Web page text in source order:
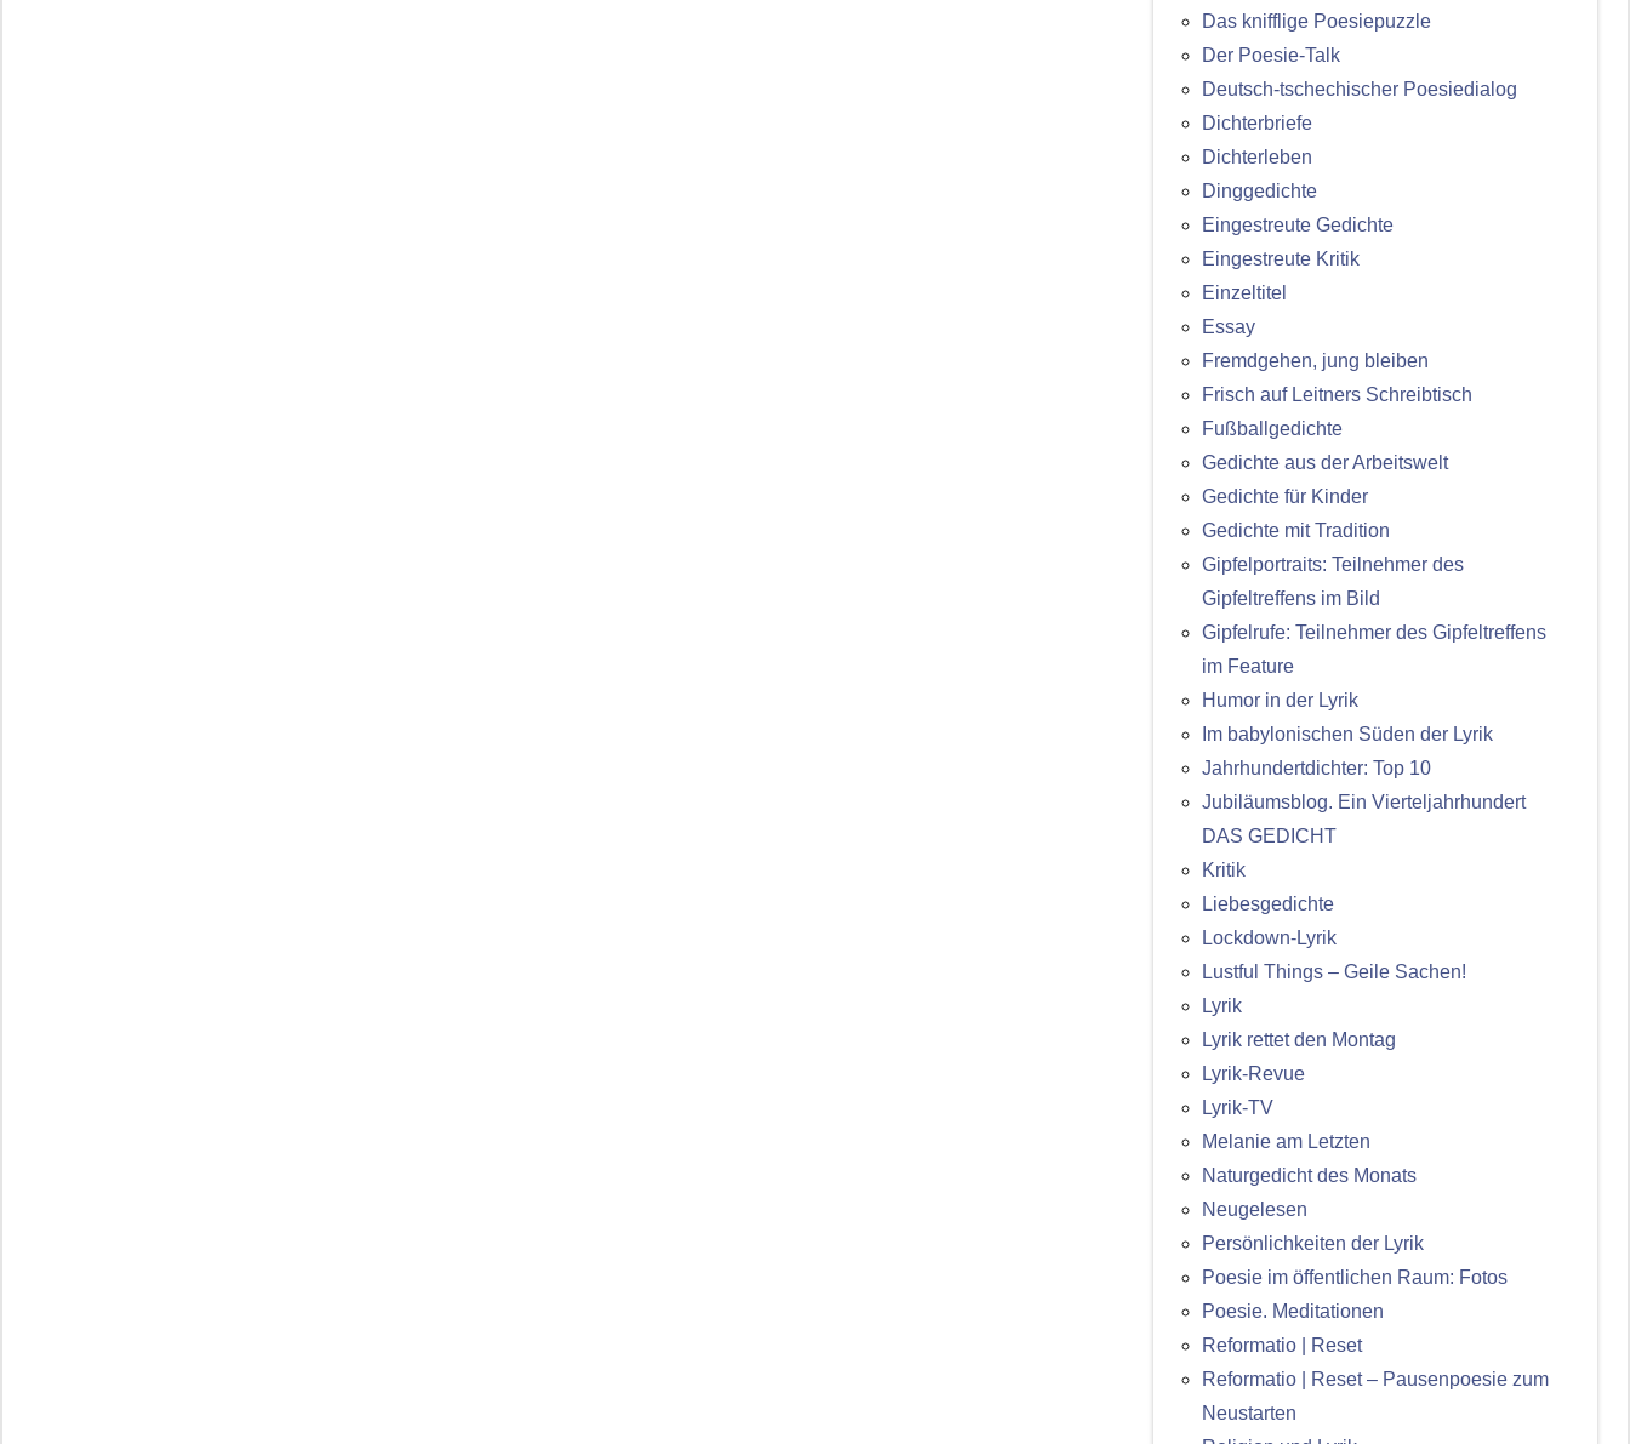
Das knifflige Poesiepuzzle
Der Poesie-Talk
Deutsch-tschechischer Poesiedialog
Dichterbriefe
Dichterleben
Dinggedichte
Eingestreute Gedichte
Eingestreute Kritik
Einzeltitel
Essay
Fremdgehen, jung bleiben
Frisch auf Leitners Schreibtisch
Fußballgedichte
Gedichte aus der Arbeitswelt
Gedichte für Kinder
Gedichte mit Tradition
Gipfelportraits: Teilnehmer des
Gipfeltreffens im Bild
Gipfelrufe: Teilnehmer des Gipfeltreffens
im Feature
Humor in der Lyrik
Im babylonischen Süden der Lyrik
Jahrhundertdichter: Top 10
Jubiläumsblog. Ein Vierteljahrhundert
DAS GEDICHT
Kritik
Liebesgedichte
Lockdown-Lyrik
Lustful Things – Geile Sachen!
Lyrik
Lyrik rettet den Montag
Lyrik-Revue
Lyrik-TV
Melanie am Letzten
Naturgedicht des Monats
Neugelesen
Persönlichkeiten der Lyrik
Poesie im öffentlichen Raum: Fotos
Poesie. Meditationen
Reformatio | Reset
Reformatio | Reset – Pausenpoesie zum
Neustarten